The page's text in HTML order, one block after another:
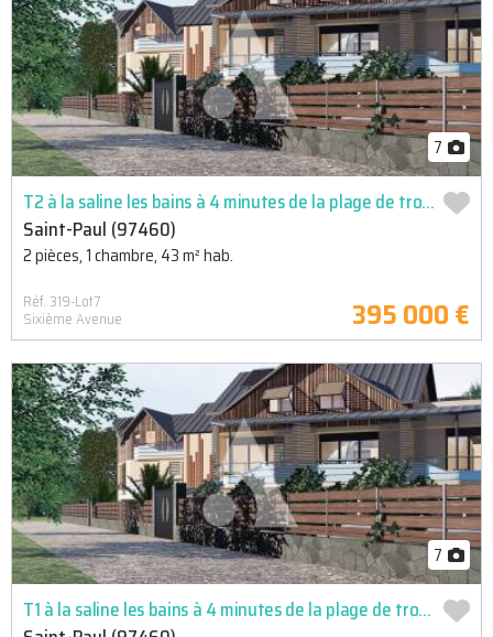
7
T2 à la saline les bains à 4 minutes de la plage de trou d'eau
Saint-Paul (97460)
2 pièces, 1 chambre, 43 m² hab.
Réf. 319-Lot7
Sixième Avenue 395 000 €
7
T1 à la saline les bains à 4 minutes de la plage de trou d'eau